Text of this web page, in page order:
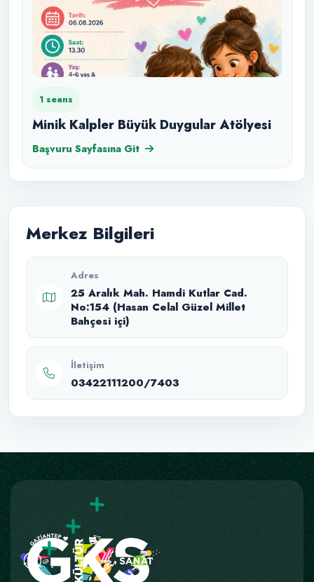
1 seans
Minik Kalpler Büyük Duygular Atölyesi
Başvuru Sayfasına Git
Merkez Bilgileri
Adres
25 Aralık Mah. Hamdi Kutlar Cad.
No:154 (Hasan Celal Güzel Millet
Bahçesi içi)
İletişim
03422111200/7403